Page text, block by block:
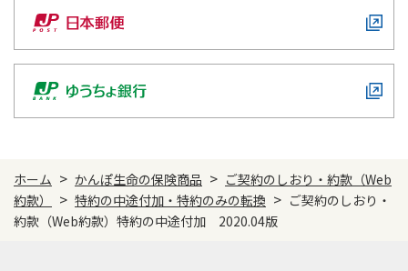
ホーム > かんぽ生命の保険商品 > ご契約のしおり・約款（Web
約款）
> 特約の中途付加・特約のみの転換 > ご契約のしおり・
約款（Web約款）特約の中途付加 2020.04版